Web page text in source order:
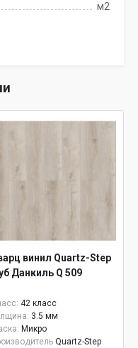
м2
винил Quartz-Step
Данкиль Q 509
42 класс
3.5 мм
Микро
Quartz-Step